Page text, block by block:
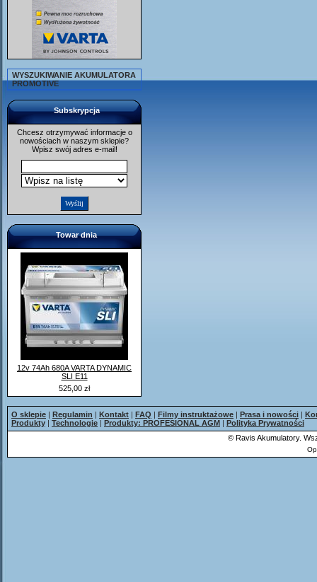
WYSZUKIWANIE AKUMULATORA
PROMOTIVE
Subskrypcja
Chcesz otrzymywać informacje o
nowościach w naszym sklepie?
Wpisz swój adres e-mail!
Towar dnia
12v 74Ah 680A VARTA DYNAMIC
SLI E11
525,00 zł
O sklepie | Regulamin | Kontakt | FAQ | Filmy instruktażowe | Prasa i nowości |
Produkty | Technologie | Produkty: PROFESIONAL AGM | Polityka Prywatności
© Ravis Akumulatory.